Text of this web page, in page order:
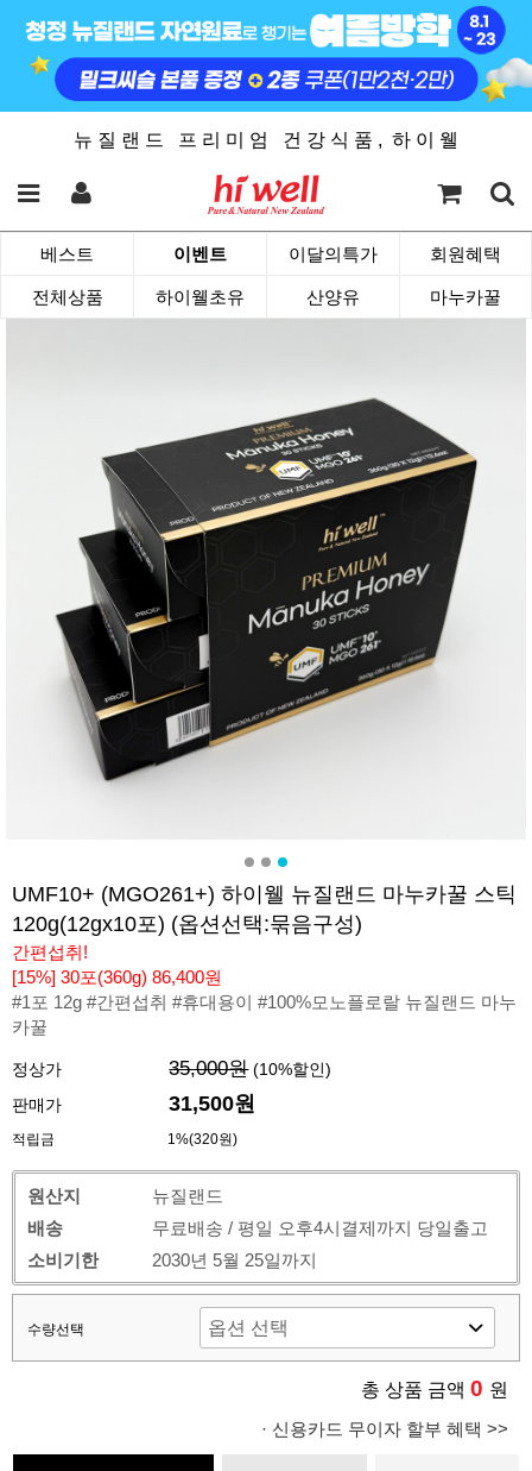
뉴 질 랜 드 프 리 미 엄 건 강 식 품 , 하 이 웰
베스트 이벤트 이달의특가 회원혜택
전체상품 하이웰초유 산양유 마누카꿀
UMF10+ (MGO261+) 하이웰 뉴질랜드 마누카꿀 스틱
120g(12gx10포) (옵션선택:묶음구성)
간편섭취!
[15%] 30포(360g) 86,400원
#1포 12g #간편섭취 #휴대용이 #100%모노플로랄 뉴질랜드 마누
카꿀
정상가 35,000원 (10%할인)
판매가
31,500원
적립금 1%(320원)
원산지
뉴질랜드
배송
무료배송 / 평일 오후4시결제까지 당일출고
소비기한
2030년 5월 25일까지
수량선택
총 상품 금액 0 원
· 신용카드 무이자 할부 혜택 >>